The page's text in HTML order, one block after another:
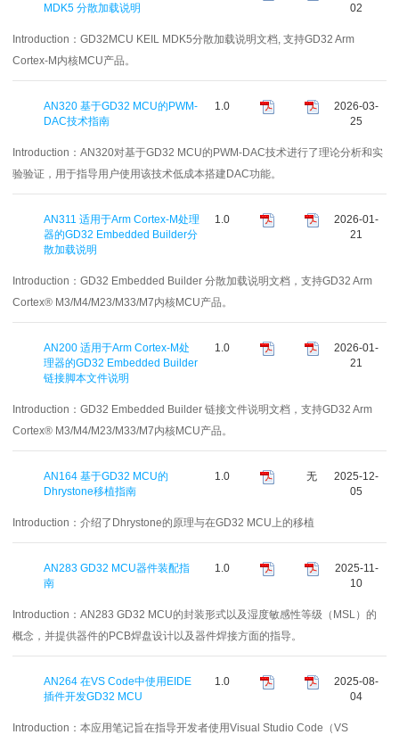
MDK5 分散加载说明
02
Introduction： GD32MCU KEIL MDK5分散加载说明文档, 支持GD32 Arm
Cortex-M内核MCU产品。
AN320 基于GD32 MCU的PWM-
DAC技术指南
1.0
2026-03-
25
Introduction： AN320对基于GD32 MCU的PWM-DAC技术进行了理论分析和实
验验证，用于指导用户使用该技术低成本搭建DAC功能。
AN311 适用于Arm Cortex-M处理
器的GD32 Embedded Builder分
散加载说明
1.0
2026-01-
21
Introduction： GD32 Embedded Builder 分散加载说明文档，支持GD32 Arm
Cortex® M3/M4/M23/M33/M7内核MCU产品。
AN200 适用于Arm Cortex-M处
理器的GD32 Embedded Builder
链接脚本文件说明
1.0
2026-01-
21
Introduction： GD32 Embedded Builder 链接文件说明文档，支持GD32 Arm
Cortex® M3/M4/M23/M33/M7内核MCU产品。
AN164 基于GD32 MCU的
Dhrystone移植指南
1.0 无
2025-12-
05
Introduction： 介绍了Dhrystone的原理与在GD32 MCU上的移植
AN283 GD32 MCU器件装配指
南
1.0
2025-11-
10
Introduction： AN283 GD32 MCU的封装形式以及湿度敏感性等级（MSL）的
概念，并提供器件的PCB焊盘设计以及器件焊接方面的指导。
AN264 在VS Code中使用EIDE
插件开发GD32 MCU
1.0
2025-08-
04
Introduction： 本应用笔记旨在指导开发者使用Visual Studio Code（VS